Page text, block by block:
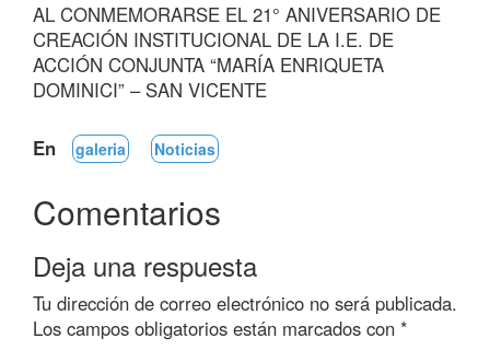
AL CONMEMORARSE EL 21° ANIVERSARIO DE
CREACIÓN INSTITUCIONAL DE LA I.E. DE
ACCIÓN CONJUNTA “MARÍA ENRIQUETA
DOMINICI” – SAN VICENTE
En galeria Noticias
Comentarios
Deja una respuesta
Tu dirección de correo electrónico no será publicada.
Los campos obligatorios están marcados con *